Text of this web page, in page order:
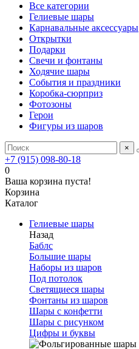
Все категории
Гелиевые шары
Карнавальные аксессуары
Открытки
Подарки
Свечи и фонтаны
Ходячие шары
События и праздники
Коробка-сюрприз
Фотозоны
Герои
Фигуры из шаров
×
+7 (915) 098-80-18
0
Ваша корзина пуста!
Корзина
Каталог
Гелиевые шары
Назад
Баблс
Большие шары
Наборы из шаров
Под потолок
Светящиеся шары
Фонтаны из шаров
Шары с конфетти
Шары с рисунком
Цифры и буквы